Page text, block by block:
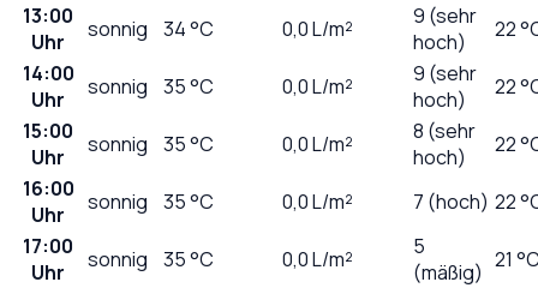
13:00
Uhr
sonnig 34°C 0,0L/m²
9 (sehr
hoch)
22
14:00
Uhr
sonnig 35°C 0,0L/m²
9 (sehr
hoch)
22
15:00
Uhr
sonnig 35°C 0,0L/m²
8 (sehr
hoch)
22
16:00
Uhr
sonnig 35°C 0,0L/m² 7 (hoch) 22
17:00
Uhr
sonnig 35°C 0,0L/m²
5
(mäßig) 21